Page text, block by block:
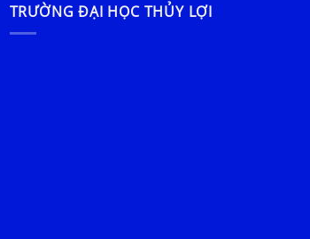
TRƯỜNG ĐẠI HỌC THỦY LỢI